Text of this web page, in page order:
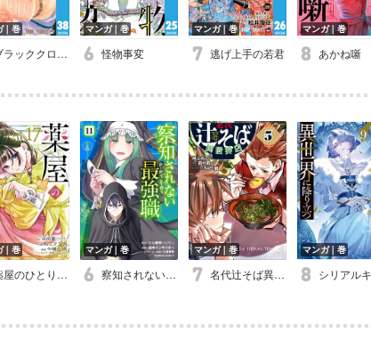
｜巻
ブラッククローバー
マンガ｜巻
怪物事変
マンガ｜巻
逃げ上手の若君
マンガ｜巻
あかね噺
｜巻
薬屋のひとりごと
マンガ｜巻
察知されない最強職
マンガ｜巻
名代辻そば異世界店
マンガ｜巻